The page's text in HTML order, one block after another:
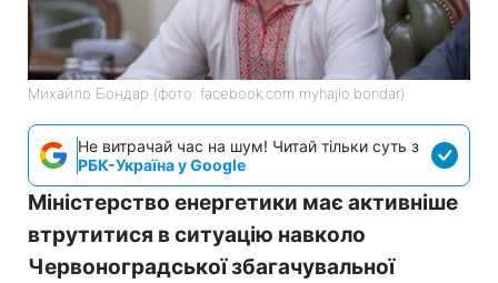
Михайло Бондар (фото: facebook.com myhajlo.bondar)
Не витрачай час на шум! Читай тільки суть з
РБК-Україна у Google
Міністерство енергетики має активніше
втрутитися в ситуацію навколо
Червоноградської збагачувальної